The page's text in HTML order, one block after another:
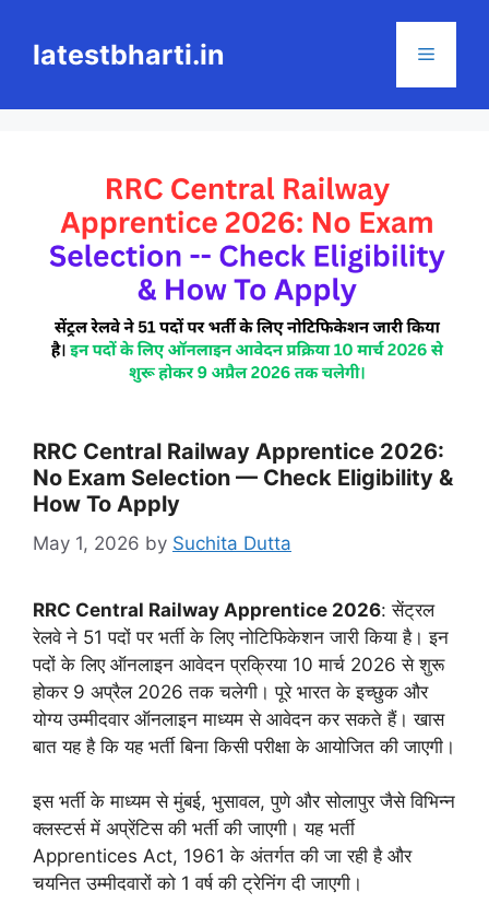
contentlatestbharti.in Menu
RRC Central Railway Apprentice 2026:
No Exam Selection — Check Eligibility &
How To Apply
May 1, 2026 by Suchita Dutta
RRC Central Railway Apprentice 2026: सेंट्रल
रेलवे ने 51 पदों पर भर्ती के लिए नोटिफिकेशन जारी किया है। इन
पदों के लिए ऑनलाइन आवेदन प्रक्रिया 10 मार्च 2026 से शुरू
होकर 9 अप्रैल 2026 तक चलेगी। पूरे भारत के इच्छुक और
योग्य उम्मीदवार ऑनलाइन माध्यम से आवेदन कर सकते हैं। खास
बात यह है कि यह भर्ती बिना किसी परीक्षा के आयोजित की जाएगी।
इस भर्ती के माध्यम से मुंबई, भुसावल, पुणे और सोलापुर जैसे विभिन्न
क्लस्टर्स में अप्रेंटिस की भर्ती की जाएगी। यह भर्ती
Apprentices Act, 1961 के अंतर्गत की जा रही है और
चयनित उम्मीदवारों को 1 वर्ष की ट्रेनिंग दी जाएगी।